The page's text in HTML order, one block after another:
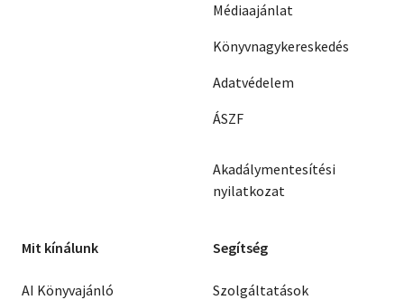
Médiaajánlat
Könyvnagykereskedés
Adatvédelem
ÁSZF
Akadálymentesítési
nyilatkozat
Mit kínálunk
AI Könyvajánló
Segítség
Szolgáltatások